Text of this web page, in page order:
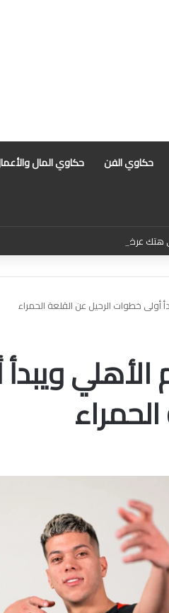
حكاوي الفن حكاوي المال
عرض . أبرز التهم الموجهة للمذيعة سارة
أولى خطوات الرحيل عن القلعة الحمراء